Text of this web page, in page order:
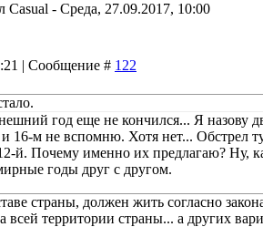
Casual - Среда, 27.09.2017, 10:00
| Сообщение # 122
год еще не кончился... Я назову
16-м не вспомню. Хотя нет... Обстрел
й. Почему именно их предлагаю? Ну,
годы друг с другом.
страны, должен жить согласно
всей территории страны... а других